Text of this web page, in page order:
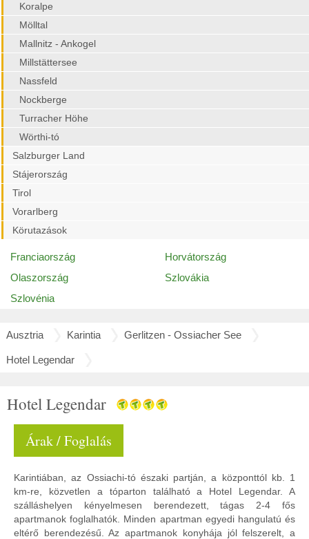
Koralpe
Mölltal
Mallnitz - Ankogel
Millstättersee
Nassfeld
Nockberge
Turracher Höhe
Wörthi-tó
Salzburger Land
Stájerország
Tirol
Vorarlberg
Körutazások
Franciaország
Horvátország
Olaszország
Szlovákia
Szlovénia
Ausztria Karintia Gerlitzen - Ossiacher See
Hotel Legendar
Hotel Legendar
Árak / Foglalás
Karintiában, az Ossiachi-tó északi partján, a központtól kb. 1
km-re, közvetlen a tóparton található a Hotel Legendar. A
szálláshelyen kényelmesen berendezett, tágas 2-4 fős
apartmanok foglalhatók. Minden apartman egyedi hangulatú és
eltérő berendezésű. Az apartmanok konyhája jól felszerelt, a